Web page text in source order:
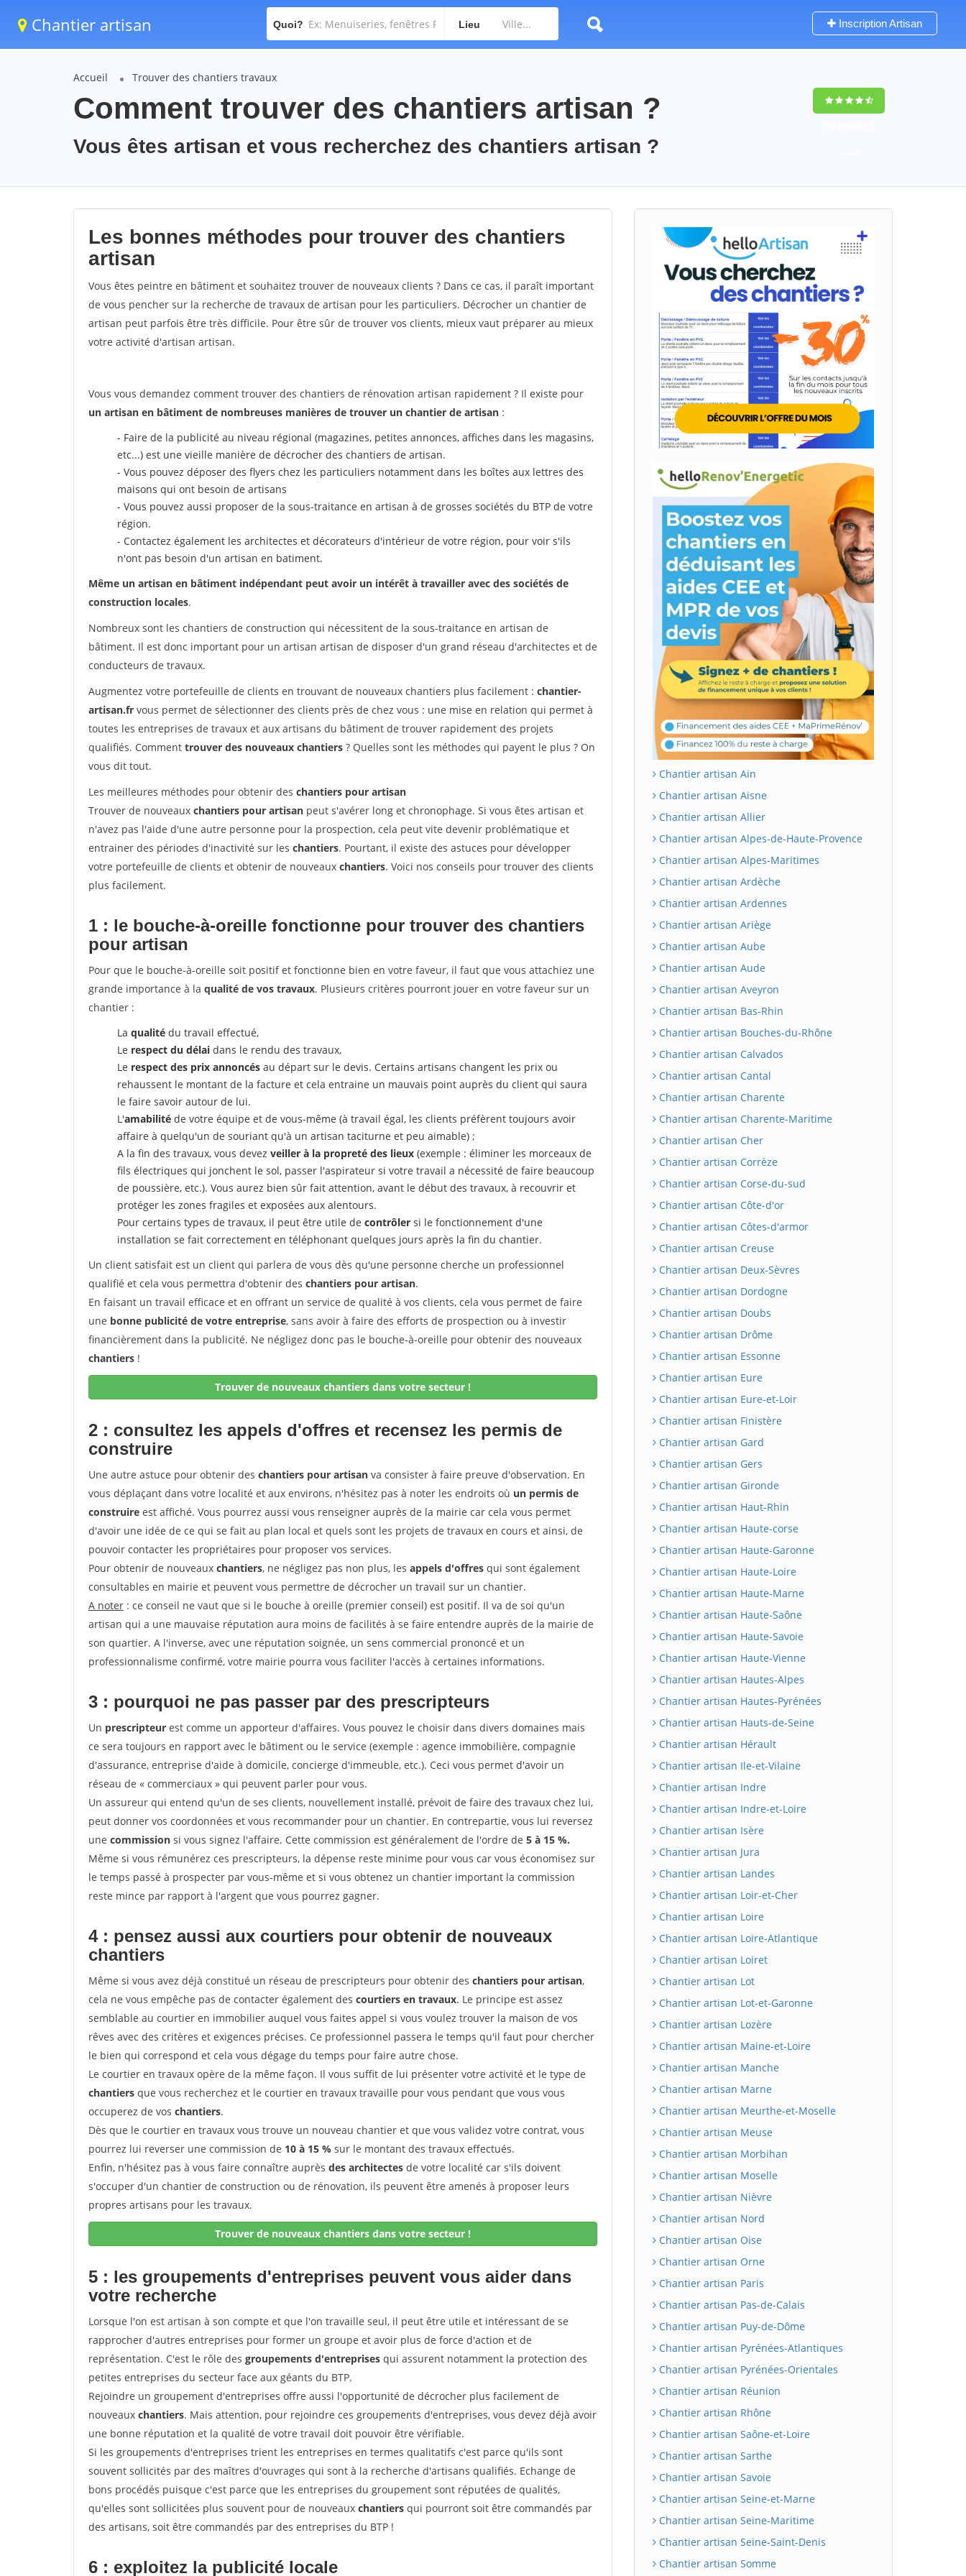
Chantier artisan Quoi? Lieu Inscription Artisan
Accueil Trouver des chantiers travaux
Comment trouver des chantiers artisan ?
Vous êtes artisan et vous recherchez des chantiers artisan ?
Les bonnes méthodes pour trouver des chantiers
artisan
Vous êtes peintre en bâtiment et souhaitez trouver de nouveaux clients ? Dans ce cas, il paraît important
de vous pencher sur la recherche de travaux de artisan pour les particuliers. Décrocher un chantier de
artisan peut parfois être très difficile. Pour être sûr de trouver vos clients, mieux vaut préparer au mieux
votre activité d'artisan artisan.
Vous vous demandez comment trouver des chantiers de rénovation artisan rapidement ? Il existe pour
un artisan en bâtiment de nombreuses manières de trouver un chantier de artisan :
- Faire de la publicité au niveau régional (magazines, petites annonces, affiches dans les magasins,
etc...) est une vieille manière de décrocher des chantiers de artisan.
- Vous pouvez déposer des flyers chez les particuliers notamment dans les boîtes aux lettres des
maisons qui ont besoin de artisans
- Vous pouvez aussi proposer de la sous-traitance en artisan à de grosses sociétés du BTP de votre
région.
- Contactez également les architectes et décorateurs d'intérieur de votre région, pour voir s'ils
n'ont pas besoin d'un artisan en batiment.
Même un artisan en bâtiment indépendant peut avoir un intérêt à travailler avec des sociétés de
construction locales.
Nombreux sont les chantiers de construction qui nécessitent de la sous-traitance en artisan de
bâtiment. Il est donc important pour un artisan artisan de disposer d'un grand réseau d'architectes et de
conducteurs de travaux.
Augmentez votre portefeuille de clients en trouvant de nouveaux chantiers plus facilement : chantier-
artisan.fr vous permet de sélectionner des clients près de chez vous : une mise en relation qui permet à
toutes les entreprises de travaux et aux artisans du bâtiment de trouver rapidement des projets
qualifiés. Comment trouver des nouveaux chantiers ? Quelles sont les méthodes qui payent le plus ? On
vous dit tout.
Les meilleures méthodes pour obtenir des chantiers pour artisan
Trouver de nouveaux chantiers pour artisan peut s'avérer long et chronophage. Si vous êtes artisan et
n'avez pas l'aide d'une autre personne pour la prospection, cela peut vite devenir problématique et
entrainer des périodes d'inactivité sur les chantiers. Pourtant, il existe des astuces pour développer
votre portefeuille de clients et obtenir de nouveaux chantiers. Voici nos conseils pour trouver des clients
plus facilement.
1 : le bouche-à-oreille fonctionne pour trouver des chantiers
pour artisan
Pour que le bouche-à-oreille soit positif et fonctionne bien en votre faveur, il faut que vous attachiez une
grande importance à la qualité de vos travaux. Plusieurs critères pourront jouer en votre faveur sur un
chantier :
La qualité du travail effectué,
Le respect du délai dans le rendu des travaux,
Le respect des prix annoncés au départ sur le devis. Certains artisans changent les prix ou
rehaussent le montant de la facture et cela entraine un mauvais point auprès du client qui saura
le faire savoir autour de lui.
L'amabilité de votre équipe et de vous-même (à travail égal, les clients préfèrent toujours avoir
affaire à quelqu'un de souriant qu'à un artisan taciturne et peu aimable) ;
A la fin des travaux, vous devez veiller à la propreté des lieux (exemple : éliminer les morceaux de
fils électriques qui jonchent le sol, passer l'aspirateur si votre travail a nécessité de faire beaucoup
de poussière, etc.). Vous aurez bien sûr fait attention, avant le début des travaux, à recouvrir et
protéger les zones fragiles et exposées aux alentours.
Pour certains types de travaux, il peut être utile de contrôler si le fonctionnement d'une
installation se fait correctement en téléphonant quelques jours après la fin du chantier.
Un client satisfait est un client qui parlera de vous dès qu'une personne cherche un professionnel
qualifié et cela vous permettra d'obtenir des chantiers pour artisan.
En faisant un travail efficace et en offrant un service de qualité à vos clients, cela vous permet de faire
une bonne publicité de votre entreprise, sans avoir à faire des efforts de prospection ou à investir
financièrement dans la publicité. Ne négligez donc pas le bouche-à-oreille pour obtenir des nouveaux
chantiers !
Trouver de nouveaux chantiers dans votre secteur !
2 : consultez les appels d'offres et recensez les permis de
construire
Une autre astuce pour obtenir des chantiers pour artisan va consister à faire preuve d'observation. En
vous déplaçant dans votre localité et aux environs, n'hésitez pas à noter les endroits où un permis de
construire est affiché. Vous pourrez aussi vous renseigner auprès de la mairie car cela vous permet
d'avoir une idée de ce qui se fait au plan local et quels sont les projets de travaux en cours et ainsi, de
pouvoir contacter les propriétaires pour proposer vos services.
Pour obtenir de nouveaux chantiers, ne négligez pas non plus, les appels d'offres qui sont également
consultables en mairie et peuvent vous permettre de décrocher un travail sur un chantier.
A noter : ce conseil ne vaut que si le bouche à oreille (premier conseil) est positif. Il va de soi qu'un
artisan qui a une mauvaise réputation aura moins de facilités à se faire entendre auprès de la mairie de
son quartier. A l'inverse, avec une réputation soignée, un sens commercial prononcé et un
professionnalisme confirmé, votre mairie pourra vous faciliter l'accès à certaines informations.
3 : pourquoi ne pas passer par des prescripteurs
Un prescripteur est comme un apporteur d'affaires. Vous pouvez le choisir dans divers domaines mais
ce sera toujours en rapport avec le bâtiment ou le service (exemple : agence immobilière, compagnie
d'assurance, entreprise d'aide à domicile, concierge d'immeuble, etc.). Ceci vous permet d'avoir un
réseau de « commerciaux » qui peuvent parler pour vous.
Un assureur qui entend qu'un de ses clients, nouvellement installé, prévoit de faire des travaux chez lui,
peut donner vos coordonnées et vous recommander pour un chantier. En contrepartie, vous lui reversez
une commission si vous signez l'affaire. Cette commission est généralement de l'ordre de 5 à 15 %.
Même si vous rémunérez ces prescripteurs, la dépense reste minime pour vous car vous économisez sur
le temps passé à prospecter par vous-même et si vous obtenez un chantier important la commission
reste mince par rapport à l'argent que vous pourrez gagner.
4 : pensez aussi aux courtiers pour obtenir de nouveaux
chantiers
Même si vous avez déjà constitué un réseau de prescripteurs pour obtenir des chantiers pour artisan,
cela ne vous empêche pas de contacter également des courtiers en travaux. Le principe est assez
semblable au courtier en immobilier auquel vous faites appel si vous voulez trouver la maison de vos
rêves avec des critères et exigences précises. Ce professionnel passera le temps qu'il faut pour chercher
le bien qui correspond et cela vous dégage du temps pour faire autre chose.
Le courtier en travaux opère de la même façon. Il vous suffit de lui présenter votre activité et le type de
chantiers que vous recherchez et le courtier en travaux travaille pour vous pendant que vous vous
occuperez de vos chantiers.
Dès que le courtier en travaux vous trouve un nouveau chantier et que vous validez votre contrat, vous
pourrez lui reverser une commission de 10 à 15 % sur le montant des travaux effectués.
Enfin, n'hésitez pas à vous faire connaître auprès des architectes de votre localité car s'ils doivent
s'occuper d'un chantier de construction ou de rénovation, ils peuvent être amenés à proposer leurs
propres artisans pour les travaux.
Trouver de nouveaux chantiers dans votre secteur !
5 : les groupements d'entreprises peuvent vous aider dans
votre recherche
Lorsque l'on est artisan à son compte et que l'on travaille seul, il peut être utile et intéressant de se
rapprocher d'autres entreprises pour former un groupe et avoir plus de force d'action et de
représentation. C'est le rôle des groupements d'entreprises qui assurent notamment la protection des
petites entreprises du secteur face aux géants du BTP.
Rejoindre un groupement d'entreprises offre aussi l'opportunité de décrocher plus facilement de
nouveaux chantiers. Mais attention, pour rejoindre ces groupements d'entreprises, vous devez déjà avoir
une bonne réputation et la qualité de votre travail doit pouvoir être vérifiable.
Si les groupements d'entreprises trient les entreprises en termes qualitatifs c'est parce qu'ils sont
souvent sollicités par des maîtres d'ouvrages qui sont à la recherche d'artisans qualifiés. Echange de
bons procédés puisque c'est parce que les entreprises du groupement sont réputées de qualités,
qu'elles sont sollicitées plus souvent pour de nouveaux chantiers qui pourront soit être commandés par
des artisans, soit être commandés par des entreprises du BTP !
6 : exploitez la publicité locale
Chantier artisan Ain
Chantier artisan Aisne
Chantier artisan Allier
Chantier artisan Alpes-de-Haute-Provence
Chantier artisan Alpes-Maritimes
Chantier artisan Ardèche
Chantier artisan Ardennes
Chantier artisan Ariège
Chantier artisan Aube
Chantier artisan Aude
Chantier artisan Aveyron
Chantier artisan Bas-Rhin
Chantier artisan Bouches-du-Rhône
Chantier artisan Calvados
Chantier artisan Cantal
Chantier artisan Charente
Chantier artisan Charente-Maritime
Chantier artisan Cher
Chantier artisan Corrèze
Chantier artisan Corse-du-sud
Chantier artisan Côte-d'or
Chantier artisan Côtes-d'armor
Chantier artisan Creuse
Chantier artisan Deux-Sèvres
Chantier artisan Dordogne
Chantier artisan Doubs
Chantier artisan Drôme
Chantier artisan Essonne
Chantier artisan Eure
Chantier artisan Eure-et-Loir
Chantier artisan Finistère
Chantier artisan Gard
Chantier artisan Gers
Chantier artisan Gironde
Chantier artisan Haut-Rhin
Chantier artisan Haute-corse
Chantier artisan Haute-Garonne
Chantier artisan Haute-Loire
Chantier artisan Haute-Marne
Chantier artisan Haute-Saône
Chantier artisan Haute-Savoie
Chantier artisan Haute-Vienne
Chantier artisan Hautes-Alpes
Chantier artisan Hautes-Pyrénées
Chantier artisan Hauts-de-Seine
Chantier artisan Hérault
Chantier artisan Ile-et-Vilaine
Chantier artisan Indre
Chantier artisan Indre-et-Loire
Chantier artisan Isère
Chantier artisan Jura
Chantier artisan Landes
Chantier artisan Loir-et-Cher
Chantier artisan Loire
Chantier artisan Loire-Atlantique
Chantier artisan Loiret
Chantier artisan Lot
Chantier artisan Lot-et-Garonne
Chantier artisan Lozère
Chantier artisan Maine-et-Loire
Chantier artisan Manche
Chantier artisan Marne
Chantier artisan Meurthe-et-Moselle
Chantier artisan Meuse
Chantier artisan Morbihan
Chantier artisan Moselle
Chantier artisan Nièvre
Chantier artisan Nord
Chantier artisan Oise
Chantier artisan Orne
Chantier artisan Paris
Chantier artisan Pas-de-Calais
Chantier artisan Puy-de-Dôme
Chantier artisan Pyrénées-Atlantiques
Chantier artisan Pyrénées-Orientales
Chantier artisan Réunion
Chantier artisan Rhône
Chantier artisan Saône-et-Loire
Chantier artisan Sarthe
Chantier artisan Savoie
Chantier artisan Seine-et-Marne
Chantier artisan Seine-Maritime
Chantier artisan Seine-Saint-Denis
Chantier artisan Somme